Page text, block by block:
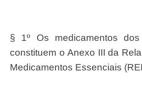
§ 1º Os medicamentos
constituem o Anexo III da
Medicamentos Essenciais